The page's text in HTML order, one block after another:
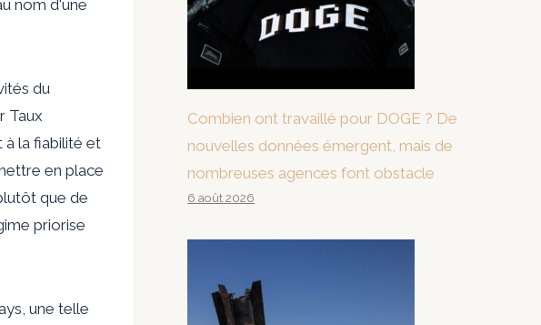
nom d'une
du
Taux
à la fiabilité et
en place
que de
priorise
une telle
Combien ont travaillé pour DOGE ? De
nouvelles données émergent, mais de
nombreuses agences font obstacle
6 août 2026